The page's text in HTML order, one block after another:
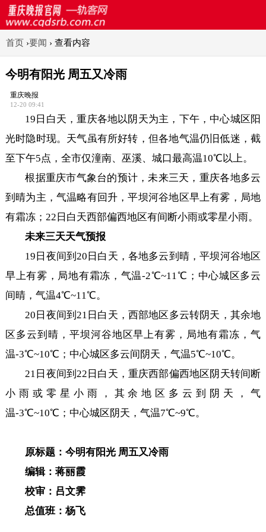
首页 ›要闻 › 查看内容
今明有阳光 周五又冷雨
重庆晚报
12-20 09:41
19日白天，重庆各地以阴天为主，下午，中心城区阳
光时隐时现。天气虽有所好转，但各地气温仍旧低迷，截
至下午5点，全市仅潼南、巫溪、城口最高温10℃以上。
根据重庆市气象台的预计，未来三天，重庆各地多云
到晴为主，气温略有回升，平坝河谷地区早上有雾，局地
有霜冻；22日白天西部偏西地区有间断小雨或零星小雨。
未来三天天气预报
19日夜间到20日白天，各地多云到晴，平坝河谷地区
早上有雾，局地有霜冻，气温-2℃~11℃；中心城区多云
间晴，气温4℃~11℃。
20日夜间到21日白天，西部地区多云转阴天，其余地
区多云到晴，平坝河谷地区早上有雾，局地有霜冻，气
温-3℃~10℃；中心城区多云间阴天，气温5℃~10℃。
21日夜间到22日白天，重庆西部偏西地区阴天转间断
小雨或零星小雨，其余地区多云到阴天，气
温-3℃~10℃；中心城区阴天，气温7℃~9℃。
原标题：今明有阳光 周五又冷雨
编辑：蒋丽霞
校审：吕文霁
总值班：杨飞